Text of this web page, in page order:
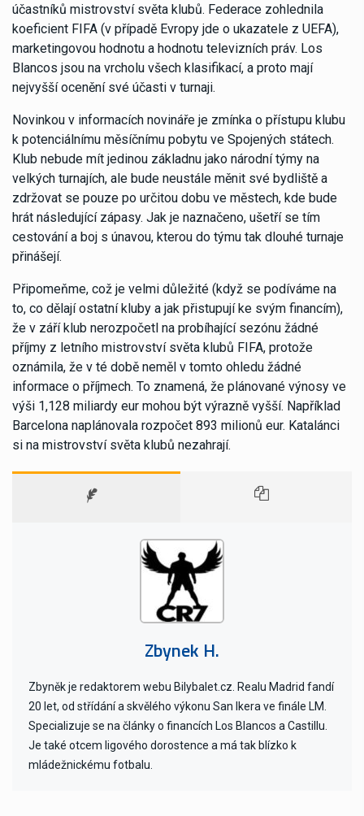
účastníků mistrovství světa klubů. Federace zohlednila
koeficient FIFA (v případě Evropy jde o ukazatele z UEFA),
marketingovou hodnotu a hodnotu televizních práv. Los
Blancos jsou na vrcholu všech klasifikací, a proto mají
nejvyšší ocenění své účasti v turnaji.
Novinkou v informacích novináře je zmínka o přístupu klubu
k potenciálnímu měsíčnímu pobytu ve Spojených státech.
Klub nebude mít jedinou základnu jako národní týmy na
velkých turnajích, ale bude neustále měnit své bydliště a
zdržovat se pouze po určitou dobu ve městech, kde bude
hrát následující zápasy. Jak je naznačeno, ušetří se tím
cestování a boj s únavou, kterou do týmu tak dlouhé turnaje
přinášejí.
Připomeňme, což je velmi důležité (když se podíváme na
to, co dělají ostatní kluby a jak přistupují ke svým financím),
že v září klub nerozpočetl na probíhající sezónu žádné
příjmy z letního mistrovství světa klubů FIFA, protože
oznámila, že v té době neměl v tomto ohledu žádné
informace o příjmech. To znamená, že plánované výnosy ve
výši 1,128 miliardy eur mohou být výrazně vyšší. Například
Barcelona naplánovala rozpočet 893 milionů eur. Katalánci
si na mistrovství světa klubů nezahrají.
Zbynek H.
Zbyněk je redaktorem webu Bilybalet.cz. Realu Madrid fandí
20 let, od střídání a skvělého výkonu San Ikera ve finále LM.
Specializuje se na články o financích Los Blancos a Castillu.
Je také otcem ligového dorostence a má tak blízko k
mládežnickému fotbalu.